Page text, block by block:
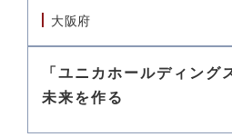
大阪府
「ユニカホールディング
未来を作る